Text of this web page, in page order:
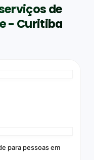
de
- Curitiba
para pessoas em